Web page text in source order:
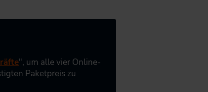
", um alle vier Online-
Paketpreis zu